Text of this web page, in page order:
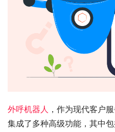
外呼机器人 ，作为现代客户
集成了多种高级功能，其中